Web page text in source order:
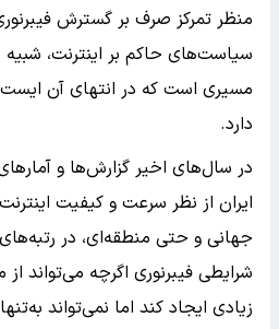
منظر تمرکز صرف بر گسترش
سیاست‌های حاکم بر اینترنت،
مسیری است که در انتهای آن
دارد.
در سال‌های اخیر گزارش‌ها و
ایران از نظر سرعت و کیفیت
جهانی و حتی منطقه‌ای، در
شرایطی فیبرنوری اگرچه می‌تواند
زیادی ایجاد کند اما نمی‌تواند